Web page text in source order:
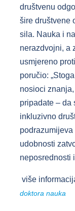
društvenu
šire društvene
sila. Nauka i
nerazdvojni, a
usmjereno
poručio:
nosioci
pripadate – da
inkluzivno
udobnosti
neposrednosti
više
doktora nauka